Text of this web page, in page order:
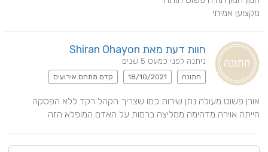
מקצוען אמיתי
חוות דעת מאת Shiran Ohayon
ניתנה לפני כמעט 5 שנים
חתונה 18/10/2021 קדם מתחם אירועים
הייתה אוירה מדהימה ממליצה ברמות על האדם המופלא הזה